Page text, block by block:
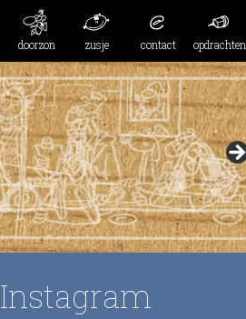
doorzon zusje contact opdrachten
Instagram